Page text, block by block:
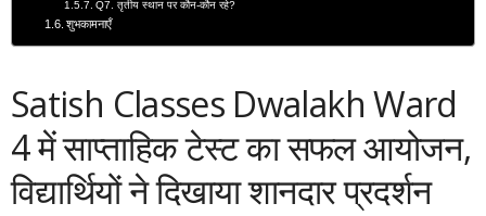
Q7. तृतीय स्थान पर कौन-कौन रहे?
शुभकामनाएँ
Satish Classes Dwalakh Ward
4 में साप्ताहिक टेस्ट का सफल आयोजन,
विद्यार्थियों ने दिखाया शानदार प्रदर्शन